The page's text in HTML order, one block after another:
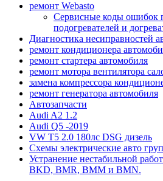
ремонт Webasto
Сервисные коды ошибок
подогревателей и
Диагностика несиправностей
ремонт кондиционера
ремонт стартера автомобиля
ремонт мотора вентилятора
замена компрессора
ремонт генератора автомобиля
Автозапчасти
Audi A2 1.2
Audi Q5 -2019
VW T5 2.0 180лс DSG дизель
Схемы электрические авто
Устранение нестабильной
BKD, BMR, BMM и BMN.